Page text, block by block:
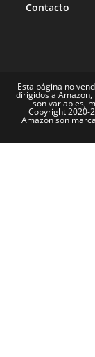
Contacto
Esta página no
dirigidos a
son variables,
Copyright 2020-
Amazon son